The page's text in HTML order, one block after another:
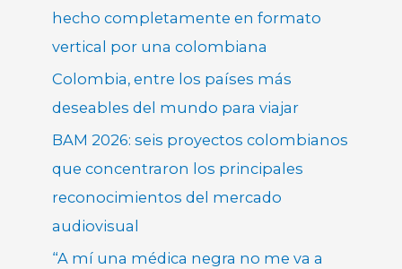
hecho completamente en formato
vertical por una colombiana
Colombia, entre los países más
deseables del mundo para viajar
BAM 2026: seis proyectos colombianos
que concentraron los principales
reconocimientos del mercado
audiovisual
“A mí una médica negra no me va a